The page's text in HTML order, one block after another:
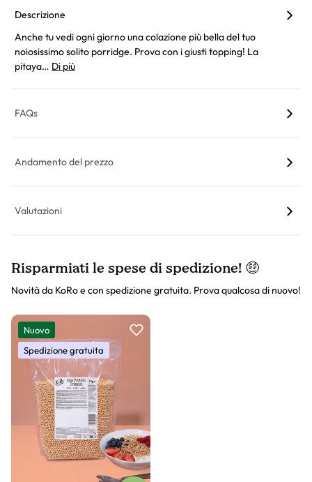
Descrizione
Anche tu vedi ogni giorno una colazione più bella del tuo
noiosissimo solito porridge. Prova con i giusti topping! La
pitaya… Di più
FAQs
Andamento del prezzo
Valutazioni
Risparmiati le spese di spedizione! 🤑
Novità da KoRo e con spedizione gratuita. Prova qualcosa di nuovo!
Slider prodotto
Nuovo
Spedizione gratuita